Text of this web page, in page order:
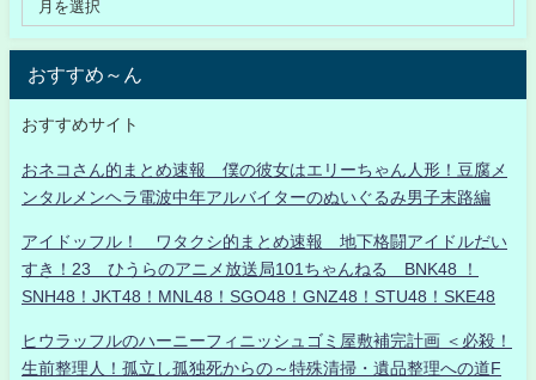
おすすめ～ん
おすすめサイト
おネコさん的まとめ速報 僕の彼女はエリーちゃん人形！豆腐メ
ンタルメンヘラ電波中年アルバイターのぬいぐるみ男子末路編
アイドッフル！ ワタクシ的まとめ速報 地下格闘アイドルだい
すき！23 ひうらのアニメ放送局101ちゃんねる BNK48 ！
SNH48！JKT48！MNL48！SGO48！GNZ48！STU48！SKE48
ヒウラッフルのハーニーフィニッシュゴミ屋敷補完計画 ＜必殺！
生前整理人！孤立し孤独死からの～特殊清掃・遺品整理への道F